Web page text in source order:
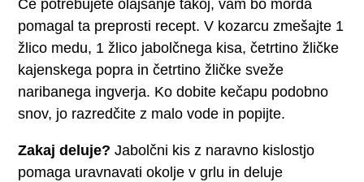
Če potrebujete olajšanje takoj, vam bo morda
pomagal ta preprosti recept. V kozarcu zmešajte 1
žlico medu, 1 žlico jabolčnega kisa, četrtino žličke
kajenskega popra in četrtino žličke sveže
naribanega ingverja. Ko dobite kečapu podobno
snov, jo razredčite z malo vode in popijte.
Zakaj deluje? Jabolčni kis z naravno kislostjo
pomaga uravnavati okolje v grlu in deluje